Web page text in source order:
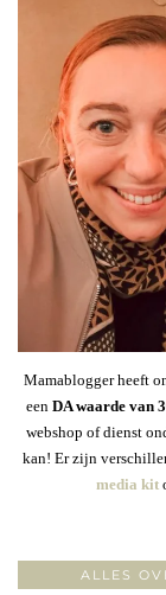
Mamablogger heeft
een DA waarde van
webshop of dienst
kan! Er zijn
media kit
ALLES